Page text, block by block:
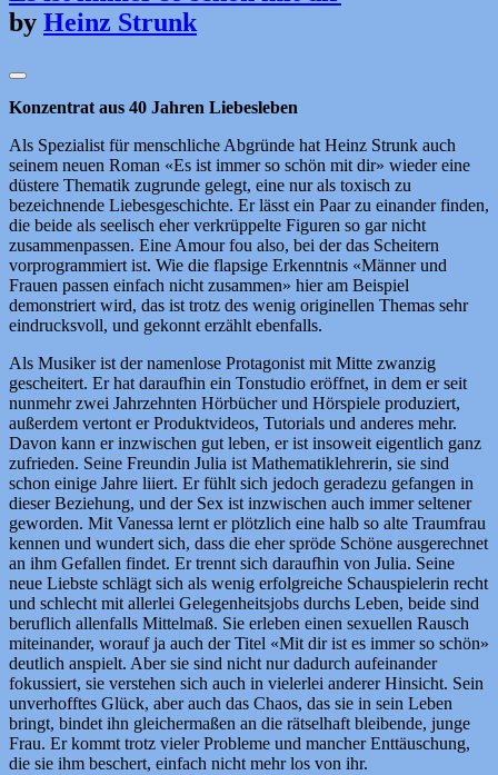
by Heinz Strunk
Konzentrat aus 40 Jahren Liebesleben
Als Spezialist für menschliche Abgründe hat Heinz Strunk auch
seinem neuen Roman «Es ist immer so schön mit dir» wieder eine
düstere Thematik zugrunde gelegt, eine nur als toxisch zu
bezeichnende Liebesgeschichte. Er lässt ein Paar zu einander finden,
die beide als seelisch eher verkrüppelte Figuren so gar nicht
zusammenpassen. Eine Amour fou also, bei der das Scheitern
vorprogrammiert ist. Wie die flapsige Erkenntnis «Männer und
Frauen passen einfach nicht zusammen» hier am Beispiel
demonstriert wird, das ist trotz des wenig originellen Themas sehr
eindrucksvoll, und gekonnt erzählt ebenfalls.
Als Musiker ist der namenlose Protagonist mit Mitte zwanzig
gescheitert. Er hat daraufhin ein Tonstudio eröffnet, in dem er seit
nunmehr zwei Jahrzehnten Hörbücher und Hörspiele produziert,
außerdem vertont er Produktvideos, Tutorials und anderes mehr.
Davon kann er inzwischen gut leben, er ist insoweit eigentlich ganz
zufrieden. Seine Freundin Julia ist Mathematiklehrerin, sie sind
schon einige Jahre liiert. Er fühlt sich jedoch geradezu gefangen in
dieser Beziehung, und der Sex ist inzwischen auch immer seltener
geworden. Mit Vanessa lernt er plötzlich eine halb so alte Traumfrau
kennen und wundert sich, dass die eher spröde Schöne ausgerechnet
an ihm Gefallen findet. Er trennt sich daraufhin von Julia. Seine
neue Liebste schlägt sich als wenig erfolgreiche Schauspielerin recht
und schlecht mit allerlei Gelegenheitsjobs durchs Leben, beide sind
beruflich allenfalls Mittelmaß. Sie erleben einen sexuellen Rausch
miteinander, worauf ja auch der Titel «Mit dir ist es immer so schön»
deutlich anspielt. Aber sie sind nicht nur dadurch aufeinander
fokussiert, sie verstehen sich auch in vielerlei anderer Hinsicht. Sein
unverhofftes Glück, aber auch das Chaos, das sie in sein Leben
bringt, bindet ihn gleichermaßen an die rätselhaft bleibende, junge
Frau. Er kommt trotz vieler Probleme und mancher Enttäuschung,
die sie ihm beschert, einfach nicht mehr los von ihr.